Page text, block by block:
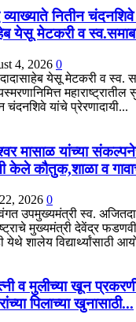
नितीन चंदनशिवे
येसू मेटकरी व
4, 2026 0
येसू मेटकरी व स्व.
महाराष्ट्रातील
यांचे प्रेरणादायी...
मासाळ यांच्या
केले कौतुक,शाळा व
2026 0
उपमुख्यमंत्री स्व.
मुख्यमंत्री देवेंद्र
येथे शालेय विद्यार्थ्यांसाठी
व मुलीच्या खून
पिलाच्या खुनासाठी...